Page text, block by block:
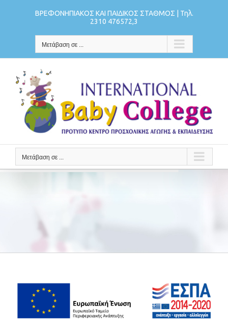
ΒΡΕΦΟΝΗΠΙΑΚΟΣ ΚΑΙ ΠΑΙΔΙΚΟΣ ΣΤΑΘΜΟΣ | Τηλ.
2310 476572,3
Μετάβαση σε ...
Μετάβαση σε ...